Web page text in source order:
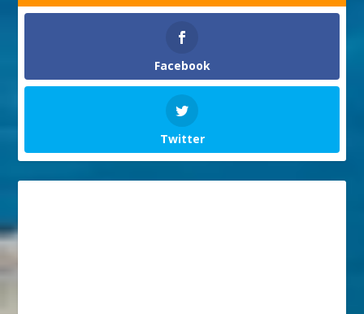
Facebook
Twitter